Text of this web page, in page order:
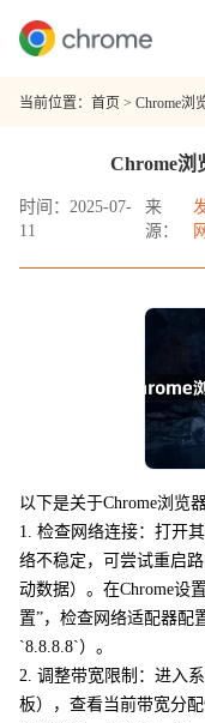
当前位置： 首页 > Chrome浏
Chrome浏
时间：2025-07-
11
来
源：
网
以下是关于Chrome浏览
1. 检查网络连接：打开
络不稳定，可尝试重启
动数据）。在Chrome设
置”，检查网络适配器配
`8.8.8.8`）。
2. 调整带宽限制：进入
板），查看当前带宽分